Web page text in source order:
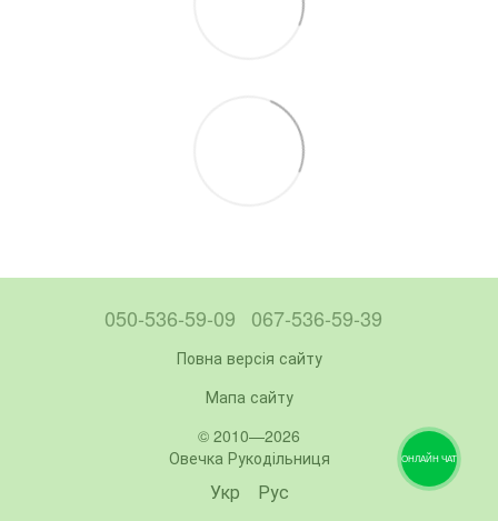
050-536-59-09 067-536-59-39
Повна версія сайту
Мапа сайту
© 2010—2026
Овечка Рукодільниця
Укр Рус
ОНЛАЙН ЧАТ